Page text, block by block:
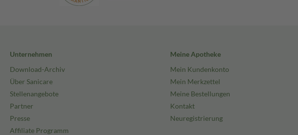
Unternehmen
Download-Archiv
Über Sanicare
Stellenangebote
Partner
Presse
Affiliate Programm
Meine Apotheke
Mein Kundenkonto
Mein Merkzettel
Meine Bestellungen
Kontakt
Neuregistrierung